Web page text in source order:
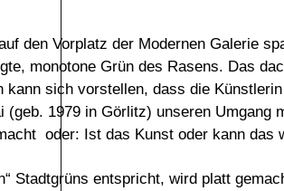
den Vorplatz der Modernen Galerie
monotone Grün des Rasens. Das
kann sich vorstellen, dass die
(geb. 1979 in Görlitz) unseren
oder: Ist das Kunst oder kann das
Stadtgrüns entspricht, wird platt